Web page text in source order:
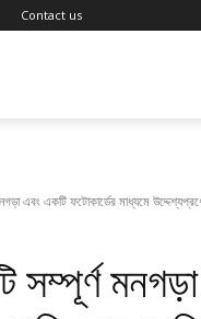
Contact us
এবং একটি ফটোকার্ডের মাধ্যমে